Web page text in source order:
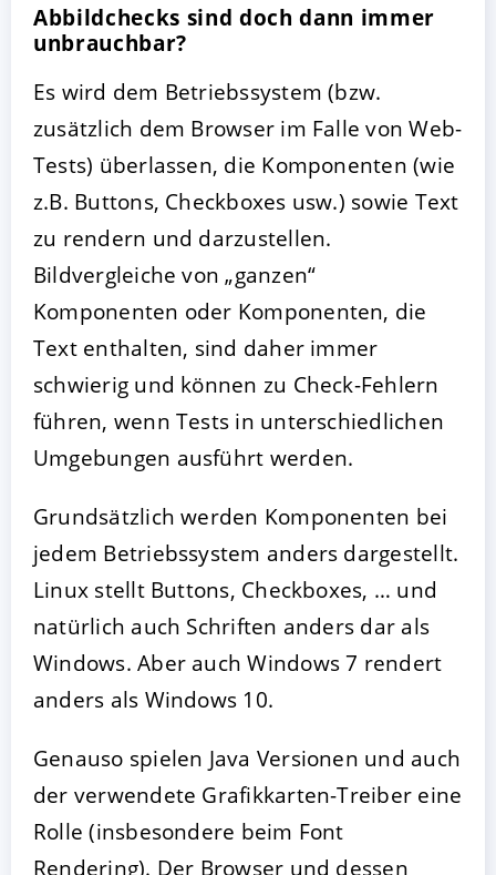
Abbildchecks sind doch dann immer
unbrauchbar?
Es wird dem Betriebssystem (bzw.
zusätzlich dem Browser im Falle von Web-
Tests) überlassen, die Komponenten (wie
z.B. Buttons, Checkboxes usw.) sowie Text
zu rendern und darzustellen.
Bildvergleiche von „ganzen“
Komponenten oder Komponenten, die
Text enthalten, sind daher immer
schwierig und können zu Check-Fehlern
führen, wenn Tests in unterschiedlichen
Umgebungen ausführt werden.
Grundsätzlich werden Komponenten bei
jedem Betriebssystem anders dargestellt.
Linux stellt Buttons, Checkboxes, … und
natürlich auch Schriften anders dar als
Windows. Aber auch Windows 7 rendert
anders als Windows 10.
Genauso spielen Java Versionen und auch
der verwendete Grafikkarten-Treiber eine
Rolle (insbesondere beim Font
Rendering). Der Browser und dessen